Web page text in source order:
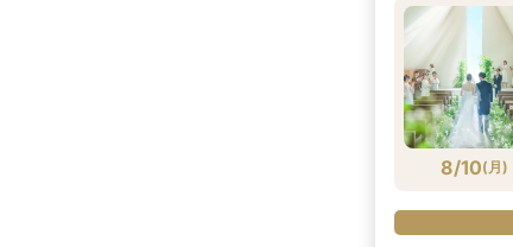
8/9( 日)
8/9( 日)
8/9( 日)
8/9( 日)
8/9( 日)
8/10( 月)